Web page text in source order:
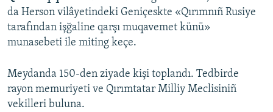
da Herson vilâyetindeki Geniçeskte «Qırımnıñ Rusiye
tarafından işğaline qarşı muqavemet künü»
munasebeti ile miting keçe.
Meydanda 150-den ziyade kişi toplandı. Tedbirde
rayon memuriyeti ve Qırımtatar Milliy Meclisiniñ
vekilleri buluna.